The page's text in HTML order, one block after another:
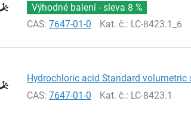
Výhodné balení - sleva 8 %
CAS:7647-01-0 Kat. č.: LC-8423.1_6
Hydrochloric acid Standard volumetric
CAS:7647-01-0 Kat. č.: LC-8423.1